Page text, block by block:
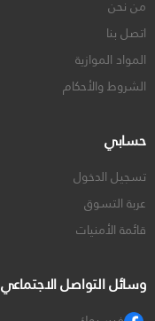
من نحن
اتصل بنا
المواد الموازية
الشروط والأحكام
حسابي
تسجيل الدخول
عربة التسوق
قائمة الأمنيات
وسائل التواصل الاجتماعي